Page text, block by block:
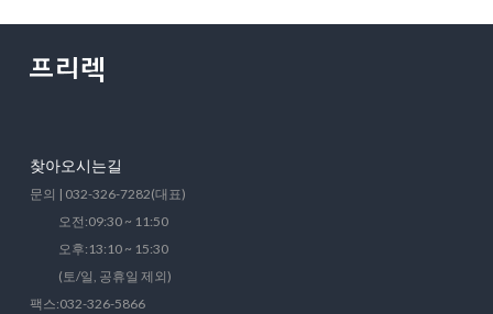
찾아오시는길
문의 | 032-326-7282(대표)
오전:09:30 ~ 11:50
오후:13:10 ~ 15:30
(토/일, 공휴일 제외)
팩스:032-326-5866